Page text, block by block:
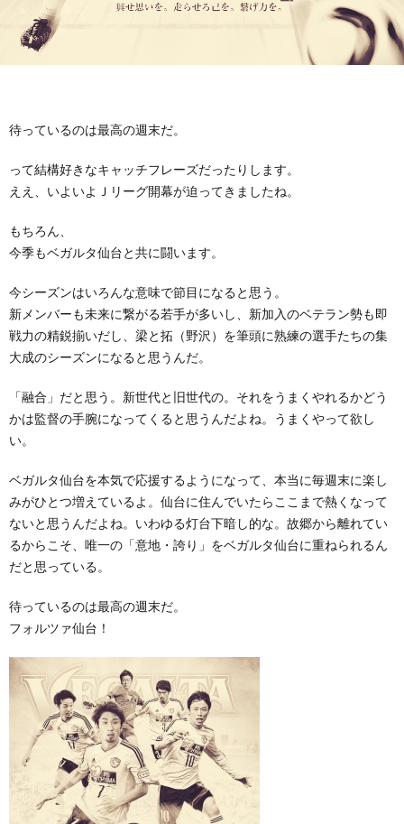
待っているのは最高の週末だ。
って結構好きなキャッチフレーズだったりします。
ええ、いよいよＪリーグ開幕が迫ってきましたね。
もちろん、
今季もベガルタ仙台と共に闘います。
今シーズンはいろんな意味で節目になると思う。
新メンバーも未来に繋がる若手が多いし、新加入のベテラン勢も即
戦力の精鋭揃いだし、梁と拓（野沢）を筆頭に熟練の選手たちの集
大成のシーズンになると思うんだ。
「融合」だと思う。新世代と旧世代の。それをうまくやれるかどう
かは監督の手腕になってくると思うんだよね。うまくやって欲し
い。
ベガルタ仙台を本気で応援するようになって、本当に毎週末に楽し
みがひとつ増えているよ。仙台に住んでいたらここまで熱くなって
ないと思うんだよね。いわゆる灯台下暗し的な。故郷から離れてい
るからこそ、唯一の「意地・誇り」をベガルタ仙台に重ねられるん
だと思っている。
待っているのは最高の週末だ。
フォルツァ仙台！